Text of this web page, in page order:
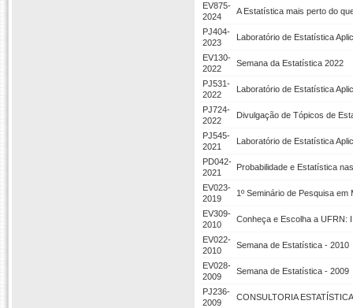
EV875-
2024
A Estatística mais perto do
PJ404-
2023
Laboratório de Estatística
EV130-
2022
Semana da Estatística 2022
PJ531-
2022
Laboratório de Estatística
PJ724-
2022
Divulgação de Tópicos de
PJ545-
2021
Laboratório de Estatística
PD042-
2021
Probabilidade e Estatística
EV023-
2019
1º Seminário de Pesquisa
EV309-
2010
Conheça e Escolha a UFRN:
EV022-
2010
Semana de Estatística - 2010
EV028-
2009
Semana de Estatística - 2009
PJ236-
2009
CONSULTORIA